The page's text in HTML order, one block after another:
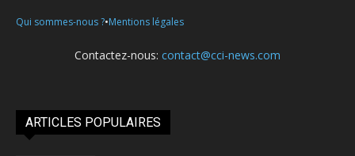
Qui sommes-nous ?•Mentions légales
Contactez-nous: contact@cci-news.com
ARTICLES POPULAIRES